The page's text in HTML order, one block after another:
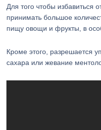
Для того чтобы избавиться
принимать большое
пищу овощи и фрукты, в
Кроме этого, разрешается
сахара или жевание